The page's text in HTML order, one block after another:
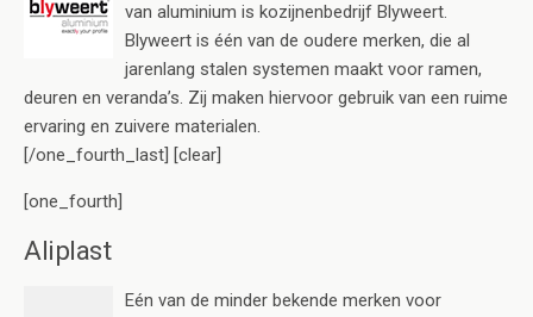
van aluminium is kozijnenbedrijf Blyweert.
Blyweert is één van de oudere merken, die al
jarenlang stalen systemen maakt voor ramen,
deuren en veranda’s. Zij maken hiervoor gebruik van een ruime
ervaring en zuivere materialen.
[/one_fourth_last] [clear]
[one_fourth]
Aliplast
Eén van de minder bekende merken voor